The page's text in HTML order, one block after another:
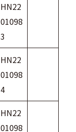
HN22
01098
3
HN22
01098
4
HN22
01098